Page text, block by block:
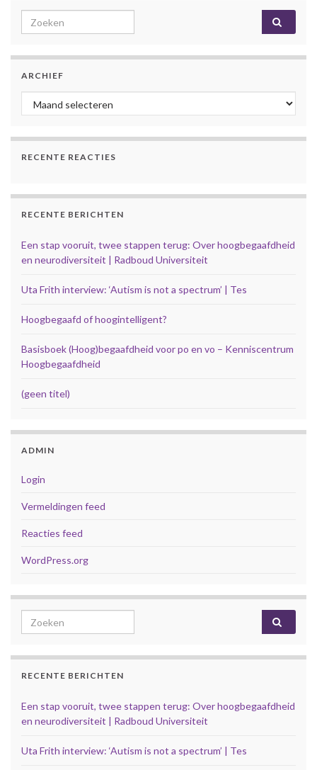
Search for:
ARCHIEF
Archief
RECENTE REACTIES
RECENTE BERICHTEN
Een stap vooruit, twee stappen terug: Over hoogbegaafdheid
en neurodiversiteit | Radboud Universiteit
Uta Frith interview: ‘Autism is not a spectrum’ | Tes
Hoogbegaafd of hoogintelligent?
Basisboek (Hoog)begaafdheid voor po en vo – Kenniscentrum
Hoogbegaafdheid
(geen titel)
ADMIN
Login
Vermeldingen feed
Reacties feed
WordPress.org
Search for:
RECENTE BERICHTEN
Een stap vooruit, twee stappen terug: Over hoogbegaafdheid
en neurodiversiteit | Radboud Universiteit
Uta Frith interview: ‘Autism is not a spectrum’ | Tes